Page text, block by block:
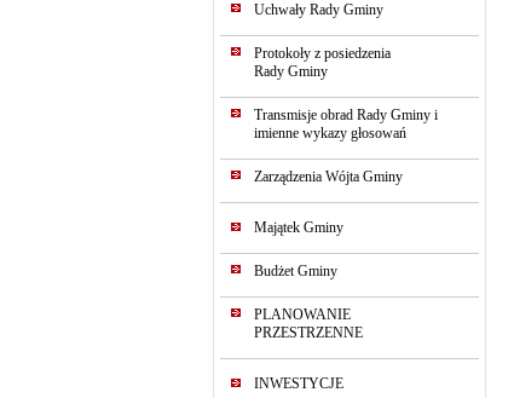
Uchwały Rady Gminy
Protokoły z posiedzenia
Rady Gminy
Transmisje obrad Rady Gminy i
imienne wykazy głosowań
Zarządzenia Wójta Gminy
Majątek Gminy
Budżet Gminy
PLANOWANIE
PRZESTRZENNE
INWESTYCJE